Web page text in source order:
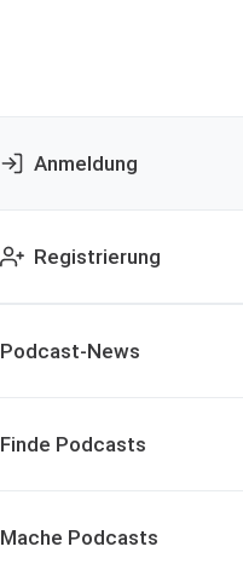
Anmeldung
Registrierung
Podcast-News
Finde Podcasts
Mache Podcasts